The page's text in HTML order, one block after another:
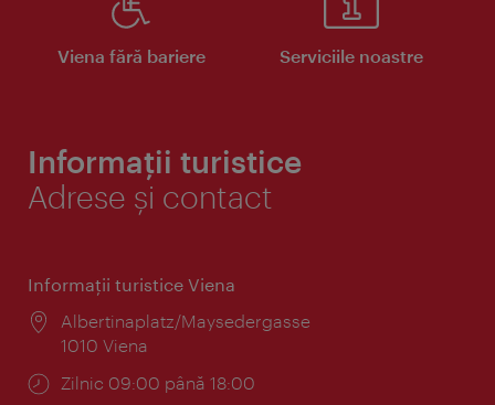
Viena fără bariere Serviciile noastre
Informații turistice
Adrese și contact
Informaţii turistice Viena
Locul:
Albertinaplatz/Maysedergasse
1010 Viena
Program:
Zilnic 09:00 până 18:00